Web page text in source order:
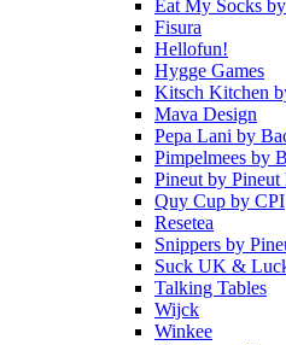
Eat My Socks by
Fisura
Hellofun!
Hygge Games
Kitsch Kitchen
Mava Design
Pepa Lani by
Pimpelmees by
Pineut by
Quy Cup by CPI
Resetea
Snippers by
Suck UK &
Talking Tables
Wijck
Winkee